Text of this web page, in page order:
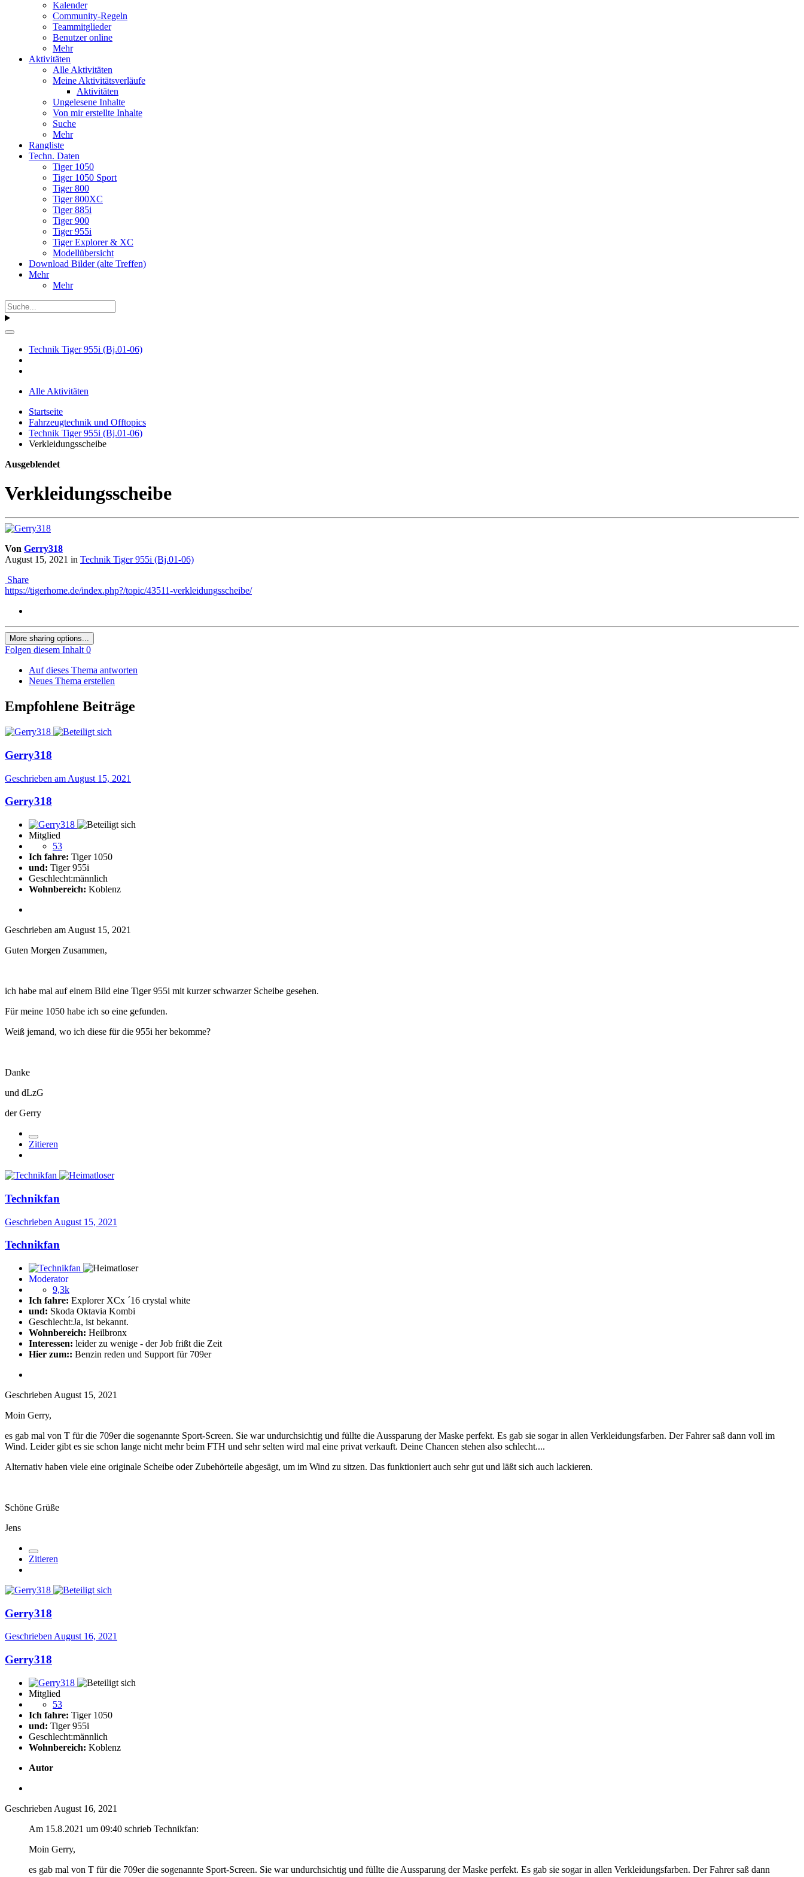
Kalender
Community-Regeln
Teammitglieder
Benutzer online
Mehr
Aktivitäten
Alle Aktivitäten
Meine Aktivitätsverläufe
Aktivitäten
Ungelesene Inhalte
Von mir erstellte Inhalte
Suche
Mehr
Rangliste
Techn. Daten
Tiger 1050
Tiger 1050 Sport
Tiger 800
Tiger 800XC
Tiger 885i
Tiger 900
Tiger 955i
Tiger Explorer & XC
Modellübersicht
Download Bilder (alte Treffen)
Mehr
Mehr
Technik Tiger 955i (Bj.01-06)
Alle Aktivitäten
Startseite
Fahrzeugtechnik und Offtopics
Technik Tiger 955i (Bj.01-06)
Verkleidungsscheibe
Ausgeblendet
Verkleidungsscheibe
Von Gerry318
August 15, 2021 in Technik Tiger 955i (Bj.01-06)
Share
https://tigerhome.de/index.php?/topic/43511-verkleidungsscheibe/
More sharing options...
Folgen diesem Inhalt 0
Auf dieses Thema antworten
Neues Thema erstellen
Empfohlene Beiträge
Gerry318
Geschrieben am August 15, 2021
Gerry318
Mitglied
53
Ich fahre: Tiger 1050
und: Tiger 955i
Geschlecht:männlich
Wohnbereich: Koblenz
Geschrieben am August 15, 2021
Guten Morgen Zusammen,
ich habe mal auf einem Bild eine Tiger 955i mit kurzer schwarzer Scheibe gesehen.
Für meine 1050 habe ich so eine gefunden.
Weiß jemand, wo ich diese für die 955i her bekomme?
Danke
und dLzG
der Gerry
Zitieren
Technikfan
Geschrieben August 15, 2021
Technikfan
Moderator
9,3k
Ich fahre: Explorer XCx ´16 crystal white
und: Skoda Oktavia Kombi
Geschlecht:Ja, ist bekannt.
Wohnbereich: Heilbronx
Interessen: leider zu wenige - der Job frißt die Zeit
Hier zum:: Benzin reden und Support für 709er
Geschrieben August 15, 2021
Moin Gerry,
es gab mal von T für die 709er die sogenannte Sport-Screen. Sie war undurchsichtig und füllte die Aussparung der Maske perfekt. Es gab sie sogar in allen Verkleidungsfarben. Der Fahrer saß dann voll im
Wind. Leider gibt es sie schon lange nicht mehr beim FTH und sehr selten wird mal eine privat verkauft. Deine Chancen stehen also schlecht....
Alternativ haben viele eine originale Scheibe oder Zubehörteile abgesägt, um im Wind zu sitzen. Das funktioniert auch sehr gut und läßt sich auch lackieren.
Schöne Grüße
Jens
Zitieren
Gerry318
GeschriebenAugust 16, 2021
Gerry318
Mitglied
53
Ich fahre: Tiger 1050
und: Tiger 955i
Geschlecht:männlich
Wohnbereich: Koblenz
Autor
Geschrieben August 16, 2021
Am 15.8.2021 um 09:40 schrieb Technikfan:
Moin Gerry,
es gab mal von T für die 709er die sogenannte Sport-Screen. Sie war undurchsichtig und füllte die Aussparung der Maske perfekt. Es gab sie sogar in allen Verkleidungsfarben. Der Fahrer saß dann